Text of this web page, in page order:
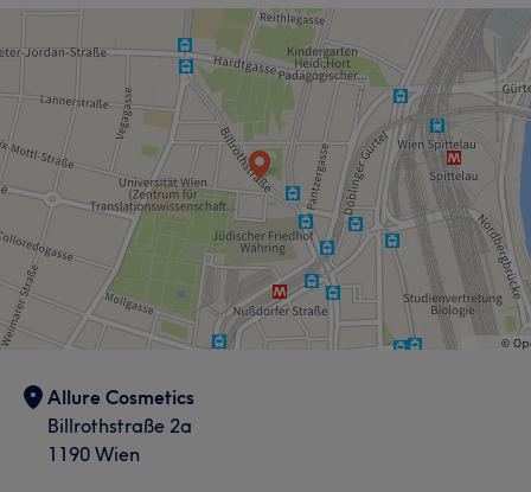
Haarentfernung Kosmetische Zahnmedizin
Allure Cosmetics
Billrothstraße 2a
1190 Wien